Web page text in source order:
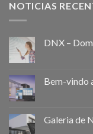
NOTICIAS
DNX –
Bem-vindo
Galeria de